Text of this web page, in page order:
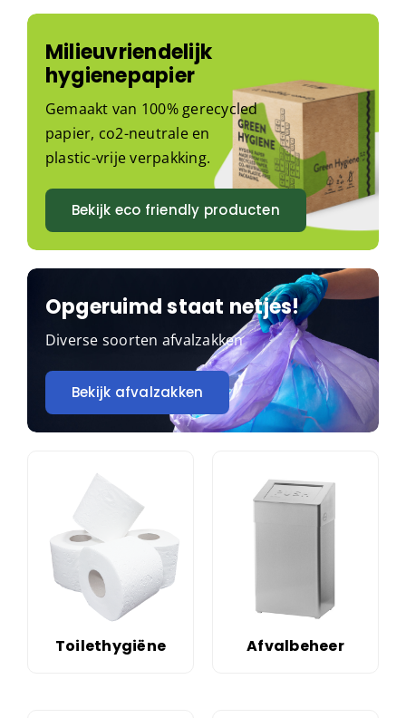
Milieuvriendelijk
hygienepapier
Gemaakt van 100% gerecycled
papier, co2-neutrale en
plastic-vrije verpakking.
Bekijk eco friendly producten
Opgeruimd staat netjes!
Diverse soorten afvalzakken
Bekijk afvalzakken
Toilethygiëne Afvalbeheer